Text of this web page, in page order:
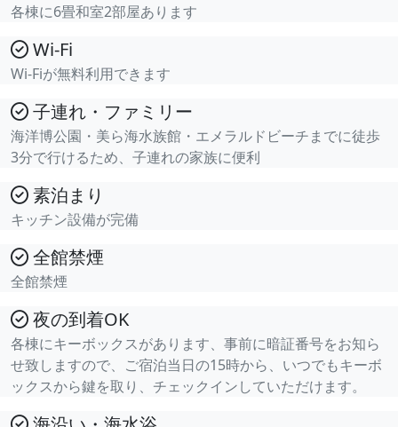
各棟に6畳和室2部屋あります
Wi-Fi
Wi-Fiが無料利用できます
子連れ・ファミリー
海洋博公園・美ら海水族館・エメラルドビーチまでに徒歩
3分で行けるため、子連れの家族に便利
素泊まり
キッチン設備が完備
全館禁煙
全館禁煙
夜の到着OK
各棟にキーボックスがあります、事前に暗証番号をお知ら
せ致しますので、ご宿泊当日の15時から、いつでもキーボ
ックスから鍵を取り、チェックインしていただけます。